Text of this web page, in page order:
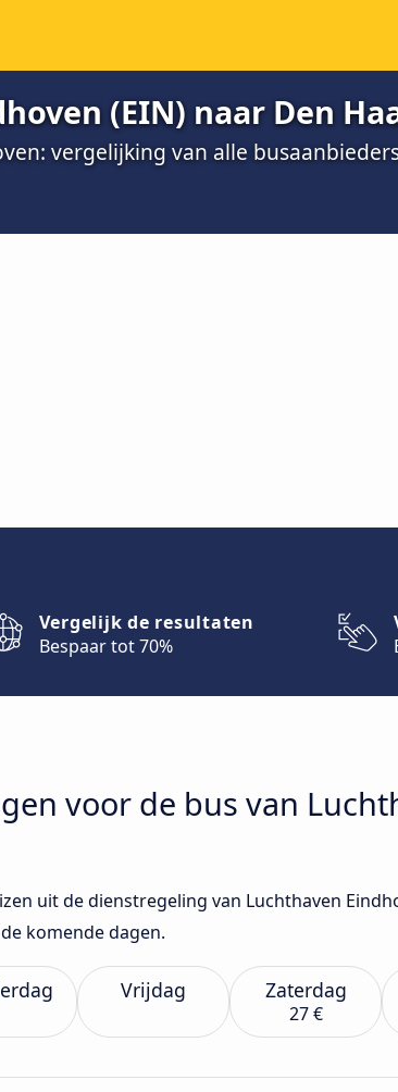
(EIN) naar Den
vergelijking van alle
Vergelijk de resultaten
Bespaar tot 70%
voor de bus van
uit de dienstregeling van Luchthaven
komende dagen.
Vrijdag Zaterdag
27 €